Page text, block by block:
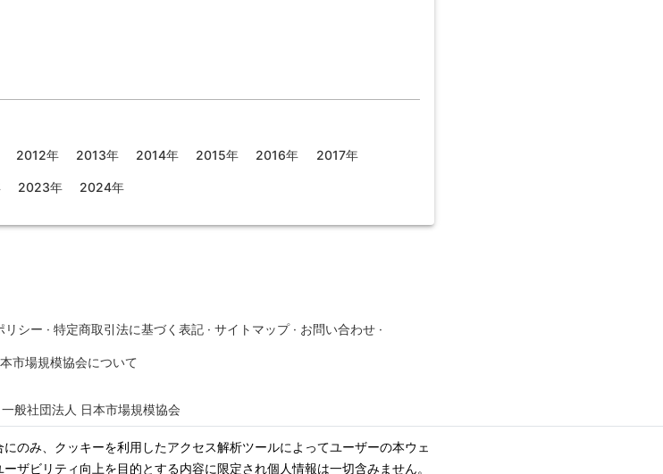
のみ、クッキーを利用したアクセス解析ツールによってユーザーの本ウェ
ザビリティ向上を目的とする内容に限定され個人情報は一切含みません。
2012年 2013年 2014年 2015年 2016年 2017年
2023年 2024年
リシー · 特定商取引法に基づく表記 · サイトマップ · お問い合わせ ·
市場規模協会について
一般社団法人 日本市場規模協会